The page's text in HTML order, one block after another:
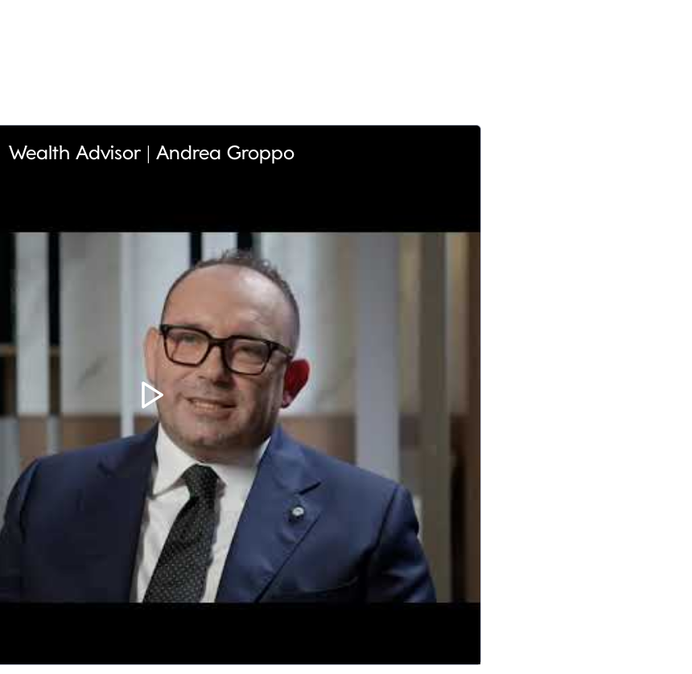
Wealth Advisor | Andrea Groppo